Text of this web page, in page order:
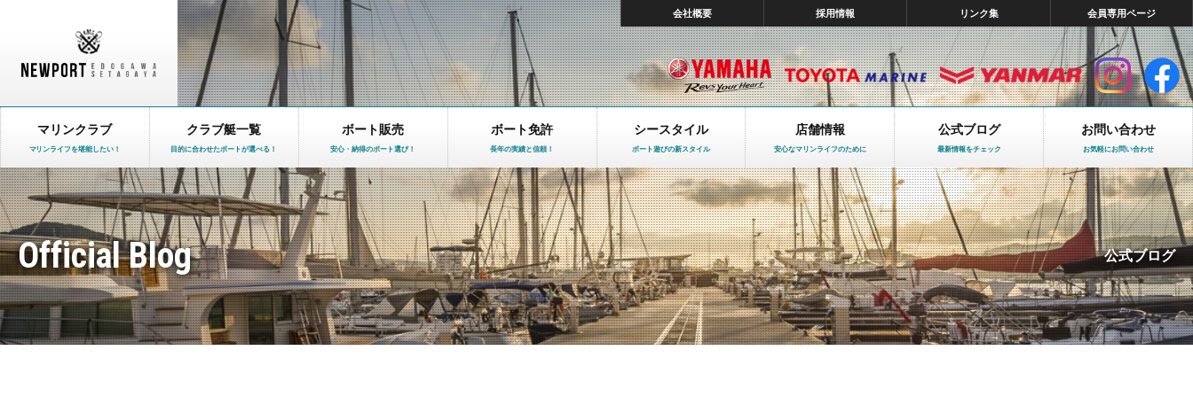
会社概要 採用情報 リンク集 会員専用ページ
マリンクラブ
マリンライフを堪能したい！
クラブ艇一覧
目的に合わせたボートが選べる！
ボート販売
安心・納得のボート選び！
ボート免許
長年の実績と信頼！
シースタイル
ボート遊びの新スタイル
店舗情報
安心なマリンライフのために
公式ブログ
最新情報をチェック
お問い合わせ
お気軽にお問い合わせ
Official Blog 公式ブログ